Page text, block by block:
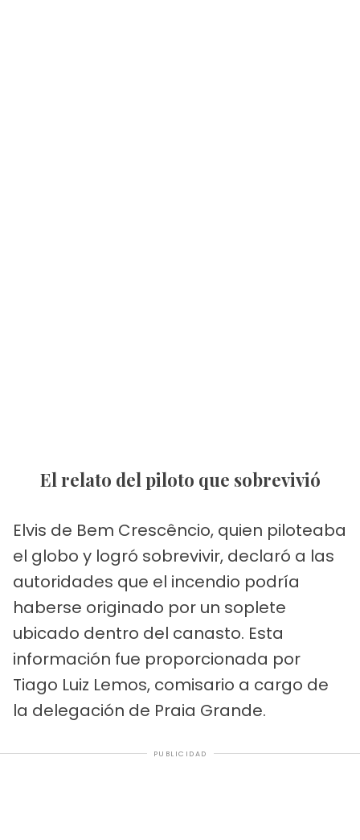
El relato del piloto que sobrevivió
Elvis de Bem Crescêncio, quien piloteaba
el globo y logró sobrevivir, declaró a las
autoridades que el incendio podría
haberse originado por un soplete
ubicado dentro del canasto. Esta
información fue proporcionada por
Tiago Luiz Lemos, comisario a cargo de
la delegación de Praia Grande.
PUBLICIDAD